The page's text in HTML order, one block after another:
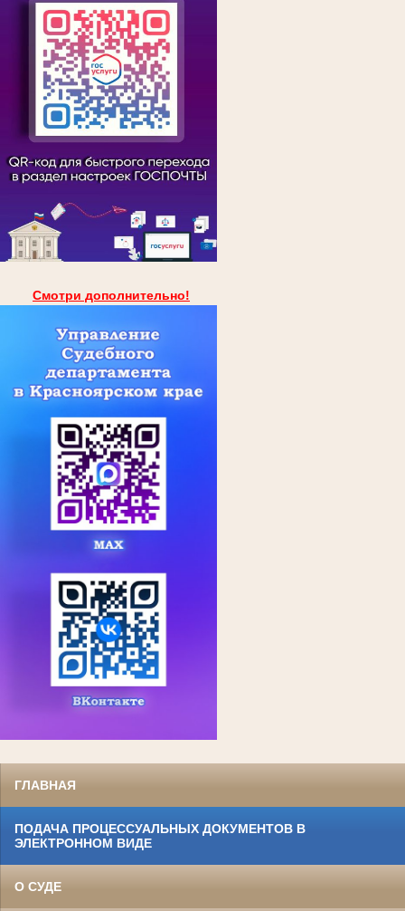
Смотри дополнительно!
ГЛАВНАЯ
ПОДАЧА ПРОЦЕССУАЛЬНЫХ ДОКУМЕНТОВ В
ЭЛЕКТРОННОМ ВИДЕ
О СУДЕ